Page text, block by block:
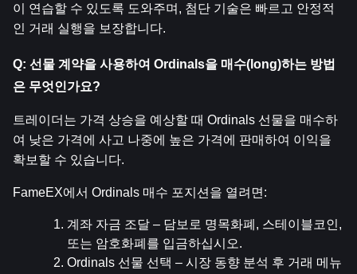
이 연습할 수 있도록 도와주며, 첨단 기술은 빠르고 안정적
인 거래 실행을 보장합니다.
Q: 선물 계약을 사용하여 Ordinals을 매수(long)하는 방법
은 무엇인가요?
트레이더는 가격 상승을 예상할 때 Ordinals 선물을 매수하
여 낮은 가격에 사고 나중에 높은 가격에 판매하여 이익을
확보할 수 있습니다.
FameEX에서 Ordinals 매수 포지션을 열려면:
계좌 자금 조달 – 담보로 명목화폐, 스테이블코인,
또는 암호화폐를 입금하십시오.
Ordinals 선물 선택 – 시장 동향 분석 후 거래 메뉴